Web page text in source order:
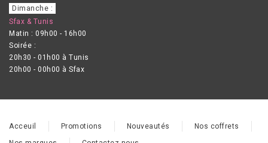
Dimanche :
Sfax & Tunis
Matin : 09h00 - 16h00
Soirée :
20h30 - 01h00 à Tunis
20h00 - 00h00 à Sfax
Acceuil Promotions Nouveautés
Nos coffrets